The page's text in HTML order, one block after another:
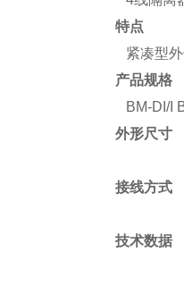
特点
紧凑型
产品规格
BM-DI/I
外形尺寸
接线方式
技术数据